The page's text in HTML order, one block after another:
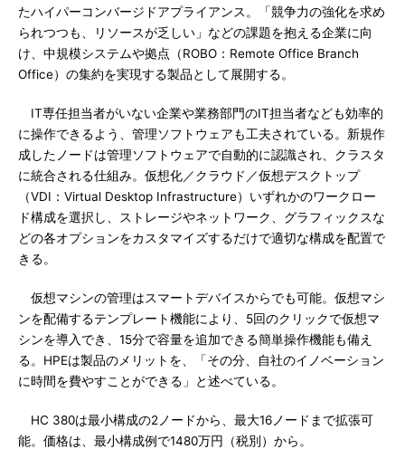
たハイパーコンバージドアプライアンス。「競争力の強化を求め
られつつも、リソースが乏しい」などの課題を抱える企業に向
け、中規模システムや拠点（ROBO：Remote Office Branch
Office）の集約を実現する製品として展開する。
IT専任担当者がいない企業や業務部門のIT担当者なども効率的
に操作できるよう、管理ソフトウェアも工夫されている。新規作
成したノードは管理ソフトウェアで自動的に認識され、クラスタ
に統合される仕組み。仮想化／クラウド／仮想デスクトップ
（VDI：Virtual Desktop Infrastructure）いずれかのワークロー
ド構成を選択し、ストレージやネットワーク、グラフィックスな
どの各オプションをカスタマイズするだけで適切な構成を配置で
きる。
仮想マシンの管理はスマートデバイスからでも可能。仮想マシ
ンを配備するテンプレート機能により、5回のクリックで仮想マ
シンを導入でき、15分で容量を追加できる簡単操作機能も備え
る。HPEは製品のメリットを、「その分、自社のイノベーション
に時間を費やすことができる」と述べている。
HC 380は最小構成の2ノードから、最大16ノードまで拡張可
能。価格は、最小構成例で1480万円（税別）から。